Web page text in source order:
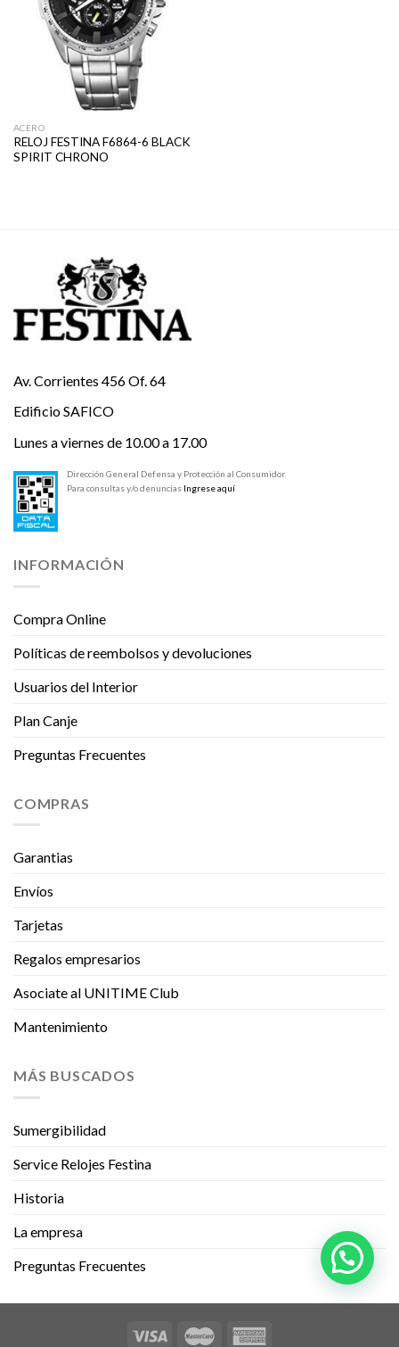
ACERO
RELOJ FESTINA F6864-6 BLACK
SPIRIT CHRONO
Av. Corrientes 456 Of. 64
Edificio SAFICO
Lunes a viernes de 10.00 a 17.00
Dirección General Defensa y Protección al Consumidor.
Para consultas y/o denuncias Ingrese aquí
INFORMACIÓN
Compra Online
Políticas de reembolsos y devoluciones
Usuarios del Interior
Plan Canje
Preguntas Frecuentes
COMPRAS
Garantias
Envíos
Tarjetas
Regalos empresarios
Asociate al UNITIME Club
Mantenimiento
MÁS BUSCADOS
Sumergibilidad
Service Relojes Festina
Historia
La empresa
Preguntas Frecuentes